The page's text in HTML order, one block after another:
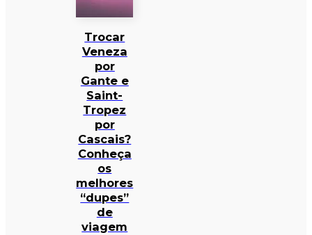
Trocar
Veneza
por
Gante e
Saint-
Tropez
por
Cascais?
Conheça
os
melhores
“dupes”
de
viagem